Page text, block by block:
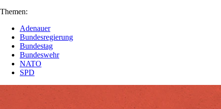
Themen:
Adenauer
Bundesregierung
Bundestag
Bundeswehr
NATO
SPD